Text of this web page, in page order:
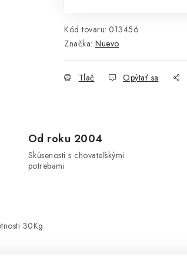
Kód tovaru: 013456
Značka: Nuevo
Tlač Opýtať sa
Od roku 2004
Skúsenosti s chovateľskými
potrebami
30Kg